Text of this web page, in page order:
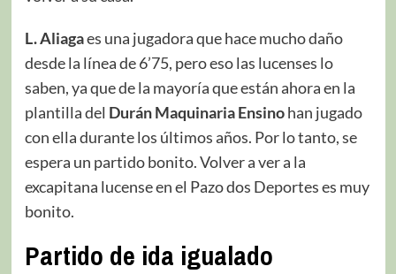
L. Aliagaes una jugadora que hace mucho daño
desde la línea de 6’75, pero eso las lucenses lo
saben, ya que de la mayoría que están ahora en la
plantilla del Durán Maquinaria Ensinohan jugado
con ella durante los últimos años. Por lo tanto, se
espera un partido bonito. Volver a ver a la
excapitana lucense en el Pazo dos Deportes es muy
bonito.
Partido de ida igualado